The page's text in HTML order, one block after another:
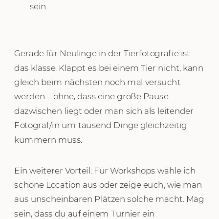
sein.
Gerade für Neulinge in der Tierfotografie ist
das klasse. Klappt es bei einem Tier nicht, kann
gleich beim nächsten noch mal versucht
werden – ohne, dass eine große Pause
dazwischen liegt oder man sich als leitender
Fotograf/in um tausend Dinge gleichzeitig
kümmern muss.
Ein weiterer Vorteil: Für Workshops wähle ich
schöne Location aus oder zeige euch, wie man
aus unscheinbaren Plätzen solche macht. Mag
sein, dass du auf einem Turnier ein